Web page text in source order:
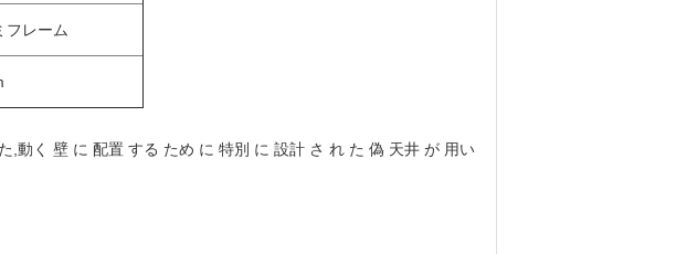
フレーム
動く 壁 に 配置 する ため に 特別 に 設計 さ れ た 偽 天井 が 用い